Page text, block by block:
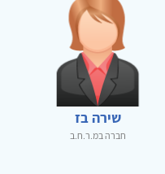
שירה בז
חברה במ.ר.ח.ב